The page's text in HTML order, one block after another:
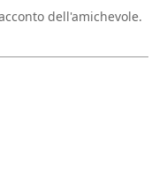
dell'amichevole.